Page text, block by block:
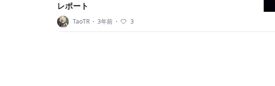
レポート
TaoTR ・ 3年前 ・ 3